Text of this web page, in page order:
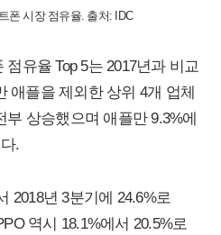
폰 시장 점유율. 출처: IDC
유율 Top 5는 2017년과 비교
애플을 제외한 상위 4개 업체
부 상승했으며 애플만 9.3%에
.
2018년 3분기에 24.6%로
역시 18.1%에서 20.5%로